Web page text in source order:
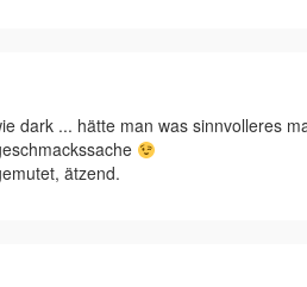
dark ... hätte man was sinnvolleres
ätzend.